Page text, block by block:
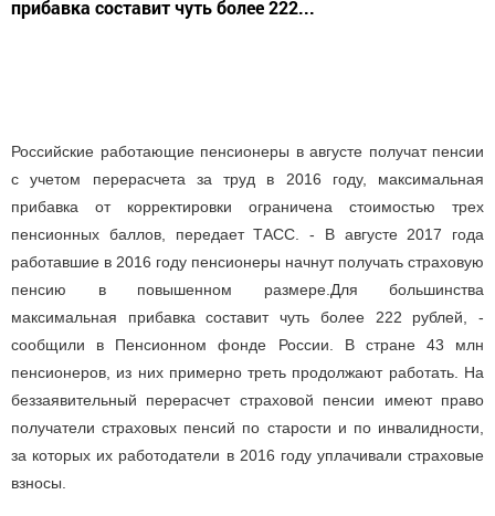
прибавка составит чуть более 222...
Российские работающие пенсионеры в августе получат пенсии
с учетом перерасчета за труд в 2016 году, максимальная
прибавка от корректировки ограничена стоимостью трех
пенсионных баллов, передает ТАСС. - В августе 2017 года
работавшие в 2016 году пенсионеры начнут получать страховую
пенсию в повышенном размере.Для большинства
максимальная прибавка составит чуть более 222 рублей, -
сообщили в Пенсионном фонде России. В стране 43 млн
пенсионеров, из них примерно треть продолжают работать. На
беззаявительный перерасчет страховой пенсии имеют право
получатели страховых пенсий по старости и по инвалидности,
за которых их работодатели в 2016 году уплачивали страховые
взносы.